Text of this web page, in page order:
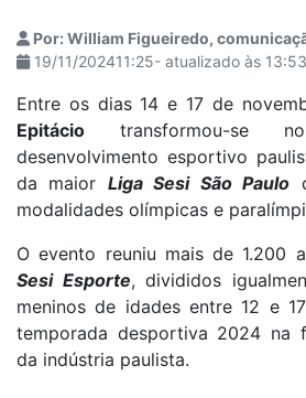
Por: William Figueiredo,
19/11/202411:25- atualizado às
Entre os dias 14 e 17 de
Epitácio transformou-se
desenvolvimento esportivo
da maior Liga Sesi São Paulo
modalidades olímpicas e
O evento reuniu mais de 1.200
Sesi Esporte, divididos
meninos de idades entre 12 e
temporada desportiva 2024 na
da indústria paulista.